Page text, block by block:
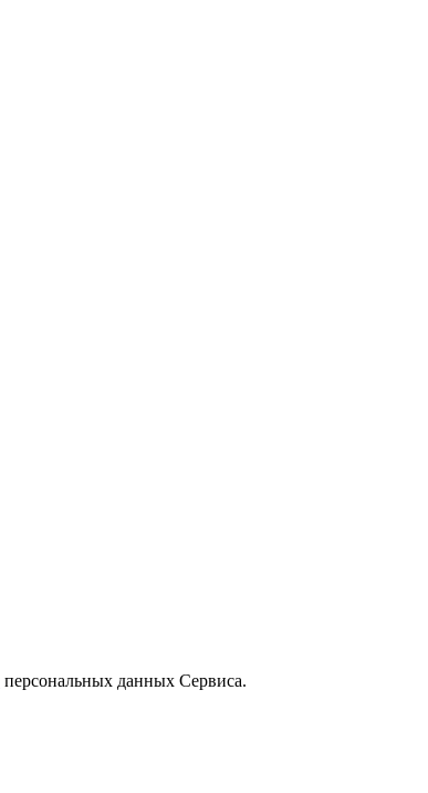
персональных данных Сервиса.